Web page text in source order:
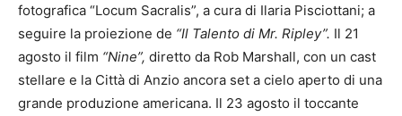
fotografica “Locum Sacralis”, a cura di Ilaria Pisciottani; a
seguire la proiezione de “Il Talento di Mr. Ripley”. Il 21
agosto il film “Nine”, diretto da Rob Marshall, con un cast
stellare e la Città di Anzio ancora set a cielo aperto di una
grande produzione americana. Il 23 agosto il toccante